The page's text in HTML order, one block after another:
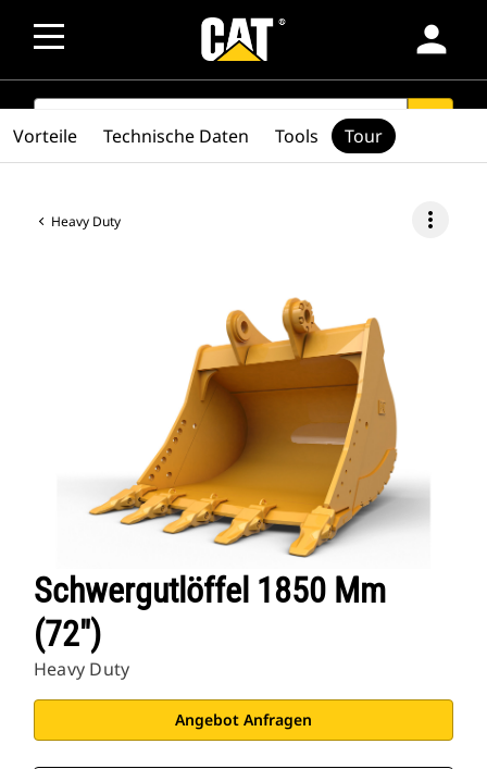
person
SEARCH
Heavy Duty more_vert
Schwergutlöffel 1850 Mm
(72")
Heavy Duty
Angebot Anfragen
Vorteile Technische Daten Tools Tour